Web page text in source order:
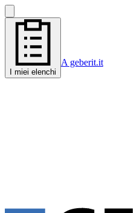
I miei elenchi
A geberit.it